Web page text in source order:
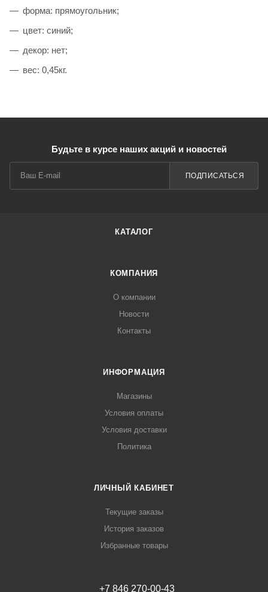
форма: прямоугольник;
цвет: синий;
декор: нет;
вес: 0,45кг.
Будьте в курсе наших акций и новостей
ПОДПИСАТЬСЯ
КАТАЛОГ
КОМПАНИЯ
О компании
Новости
Контакты
ИНФОРМАЦИЯ
Магазины
Условия оплаты
Условия доставки
Политика
ЛИЧНЫЙ КАБИНЕТ
Текущие заказы
История заказов
Избранные товары
+7 846 270-00-43